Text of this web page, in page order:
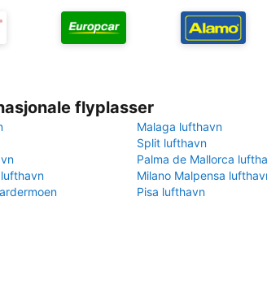
flyplasser
Malaga lufthavn
Split lufthavn
Palma de Mallorca
lufthavn
Milano Malpensa
Pisa lufthavn